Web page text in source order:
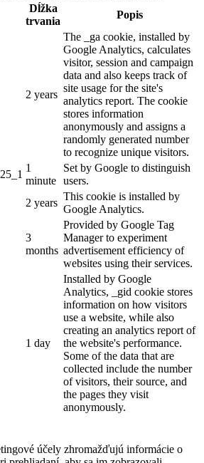
Dĺžka
trvania
Popis
2 years
The _ga cookie, installed by
Google Analytics, calculates
visitor, session and campaign
data and also keeps track of
site usage for the site's
analytics report. The cookie
stores information
anonymously and assigns a
randomly generated number
to recognize unique visitors.
1
minute
Set by Google to distinguish
users.
2 years
This cookie is installed by
Google Analytics.
3
months
Provided by Google Tag
Manager to experiment
advertisement efficiency of
websites using their services.
1 day
Installed by Google
Analytics, _gid cookie stores
information on how visitors
use a website, while also
creating an analytics report of
the website's performance.
Some of the data that are
collected include the number
of visitors, their source, and
the pages they visit
anonymously.
účely zhromažďujú informácie o